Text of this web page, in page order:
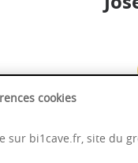
cookies
sur bi1cave.fr, site du